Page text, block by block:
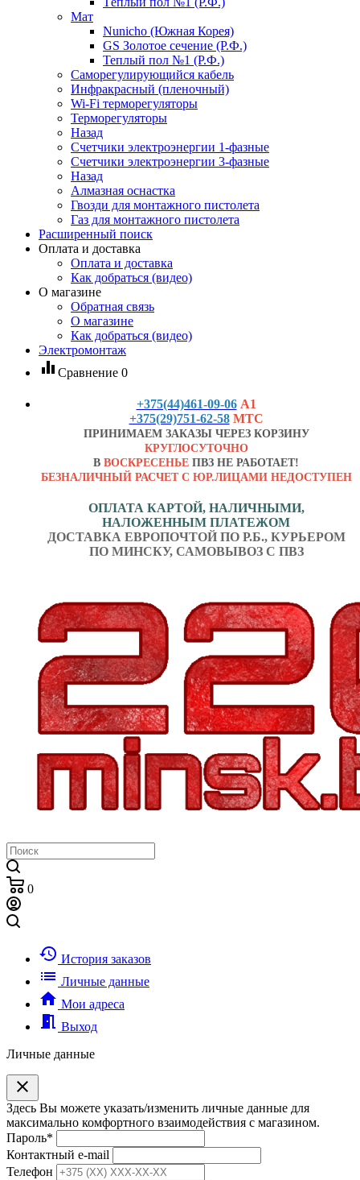
Мат
Nunicho (Южная Корея)
GS Золотое сечение (Р.Ф.)
Теплый пол №1 (Р.Ф.)
Саморегулирующийся кабель
Инфракрасный (пленочный)
Wi-Fi терморегуляторы
Терморегуляторы
Назад
Счетчики электроэнергии 1-фазные
Счетчики электроэнергии 3-фазные
Назад
Алмазная оснастка
Гвозди для монтажного пистолета
Газ для монтажного пистолета
Расширенный поиск
Оплата и доставка
Оплата и доставка
Как добраться (видео)
О магазине
Обратная связь
О магазине
Как добраться (видео)
Электромонтаж
equalizer Сравнение 0
+375(44)461-09-06 А1
+375(29)751-62-58 МТС
ПРИНИМАЕМ ЗАКАЗЫ ЧЕРЕЗ КОРЗИНУ
КРУГЛОСУТОЧНО
В ВОСКРЕСЕНЬЕ ПВЗ НЕ РАБОТАЕТ!
БЕЗНАЛИЧНЫЙ РАСЧЕТ С ЮР.ЛИЦАМИ НЕДОСТУПЕН
ОПЛАТА КАРТОЙ, НАЛИЧНЫМИ,
НАЛОЖЕННЫМ ПЛАТЕЖОМ
ДОСТАВКА ЕВРОПОЧТОЙ ПО Р.Б., КУРЬЕРОМ
ПО МИНСКУ, САМОВЫВОЗ С ПВЗ
0
history История заказов
list Личные данные
home Мои адреса
meeting_room Выход
Личные данные
clear
Здесь Вы можете указать/изменить личные данные для
максимально комфортного взаимодействия с магазином.
Пароль*
Контактный e-mail
Телефон